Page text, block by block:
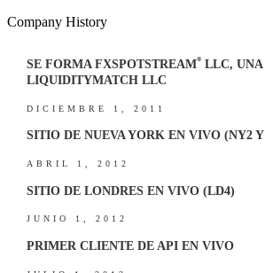
Company History
SE FORMA FXSPOTSTREAM®LLC, UNA
LIQUIDITYMATCH LLC
DICIEMBRE 1, 2011
SITIO DE NUEVA YORK EN VIVO (NY2
ABRIL 1, 2012
SITIO DE LONDRES EN VIVO (LD4)
JUNIO 1, 2012
PRIMER CLIENTE DE API EN VIVO